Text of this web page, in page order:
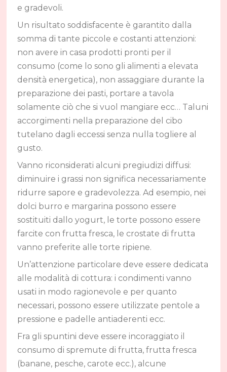
e gradevoli.
Un risultato soddisfacente è garantito dalla
somma di tante piccole e costanti attenzioni:
non avere in casa prodotti pronti per il
consumo (come lo sono gli alimenti a elevata
densità energetica), non assaggiare durante la
preparazione dei pasti, portare a tavola
solamente ciò che si vuol mangiare ecc… Taluni
accorgimenti nella preparazione del cibo
tutelano dagli eccessi senza nulla togliere al
gusto.
Vanno riconsiderati alcuni pregiudizi diffusi:
diminuire i grassi non significa necessariamente
ridurre sapore e gradevolezza. Ad esempio, nei
dolci burro e margarina possono essere
sostituiti dallo yogurt, le torte possono essere
farcite con frutta fresca, le crostate di frutta
vanno preferite alle torte ripiene.
Un’attenzione particolare deve essere dedicata
alle modalità di cottura: i condimenti vanno
usati in modo ragionevole e per quanto
necessari, possono essere utilizzate pentole a
pressione e padelle antiaderenti ecc.
Fra gli spuntini deve essere incoraggiato il
consumo di spremute di frutta, frutta fresca
(banane, pesche, carote ecc.), alcune